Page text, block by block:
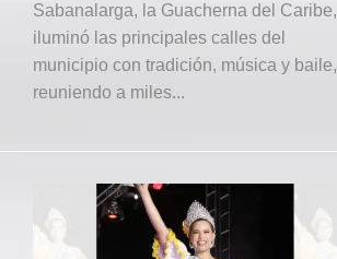
Sabanalarga, la Guacherna del Caribe,
iluminó las principales calles del
municipio con tradición, música y baile,
reuniendo a miles...